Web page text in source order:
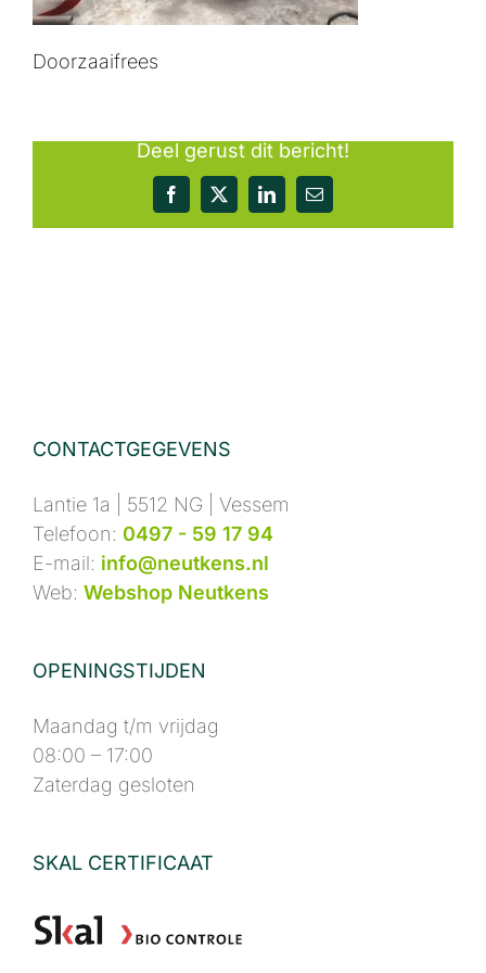
Doorzaaifrees
Deel gerust dit bericht!
Facebook
X LinkedIn
E-
mail
CONTACTGEGEVENS
Lantie 1a | 5512 NG | Vessem
Telefoon: 0497 - 59 17 94
E-mail: info@neutkens.nl
Web: Webshop Neutkens
OPENINGSTIJDEN
Maandag t/m vrijdag
08:00 – 17:00
Zaterdag gesloten
SKAL CERTIFICAAT